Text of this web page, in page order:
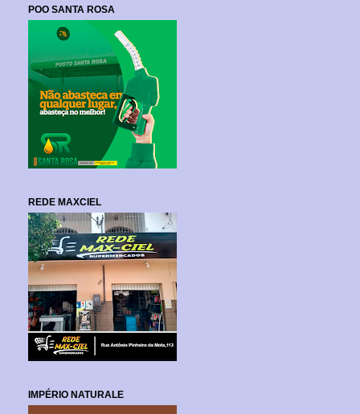
POO SANTA ROSA
REDE MAXCIEL
IMPÉRIO NATURALE